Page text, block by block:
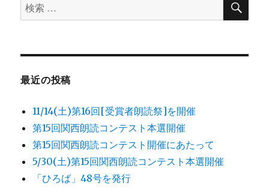
検
索
象:
最近の投稿
11/14(土)第16回[受賞者朗読祭]を開催
第15回関西朗読コンテスト本選開催
第15回関西朗読コンテスト開催にあたって
5/30(土)第15回関西朗読コンテスト本選開催
「ひろば」48号を発行